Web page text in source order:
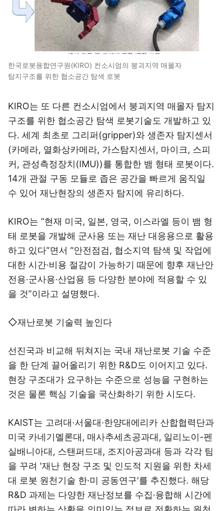
한국로봇융합연구원(KIRO) 컨소시엄의 붕괴지역 매몰자
탐지구조를 위한 협소공간 탐색 로봇
KIRO는 또 다른 컨소시엄에서 붕괴지역 매몰자 탐지
구조를 위한 협소공간 탐색 로봇기술도 개발하고 있
다. 세계 최초로 그리퍼(gripper)와 생존자 탐지센서
(카메라, 열화상카메라, 가스탐지센서, 마이크, 스피
커, 관성측정장치(IMU))를 통합한 뱀 형태 로봇이다.
14개 관절 구동 모듈로 좁은 공간을 빠르게 움직일
수 있어 재난현장의 생존자 탐지에 유리하다.
KIRO는 “현재 미국, 일본, 영국, 이스라엘 등이 뱀 형
태 로봇을 개발해 군사용 또는 재난 대응용으로 활용
하고 있다”면서 “안전점검, 협소지역 탐색 및 작업에
대한 시간·비용 절감이 가능하기 때문에 향후 재난안
전용·군사용·산업용 등 다양한 분야에 적용할 수 있
을 것”이라고 설명했다.
◇재난로봇 기술력 높인다
선진국과 비교해 뒤쳐지는 국내 재난로봇 기술 수준
을 한 단계 끌어올리기 위한 R&D도 이어지고 있다.
현장 구조대가 요구하는 수준으로 성능을 구현하는
것은 물론 핵심 기술을 국산화하기 위한 시도다.
KAIST는 고려대·서울대·한양대에리카 산합협력단과
미국 카네기멜론대, 매사추세츠공과대, 일리노이-펜
실배니아대, 스탠퍼드대, 조지아공과대 등과 각각 팀
을 꾸려 '재난 현장 구조 및 인도적 지원을 위한 차세
대 로봇 원천기술 한·미 공동연구'를 추진했다. 해당
R&D 과제는 다양한 재난정보를 수집·융합해 시간에